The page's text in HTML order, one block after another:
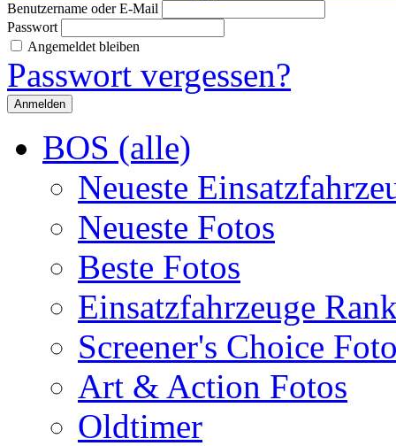
Benutzername oder E-Mail
Passwort
Angemeldet bleiben
Passwort vergessen?
BOS (alle)
Neueste
Neueste Fotos
Beste Fotos
Einsatzfahrzeuge
Screener's Choice
Art & Action Fotos
Oldtimer